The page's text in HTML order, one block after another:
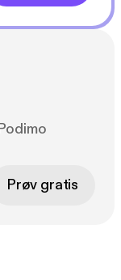
Prøv gratis